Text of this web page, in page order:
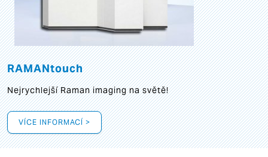
RAMANtouch
Nejrychlejší Raman imaging na světě!
VÍCE INFORMACÍ >